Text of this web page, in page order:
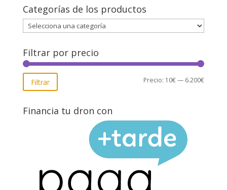
Categorías de los productos
Filtrar por precio
Precio
Precio
Filtrar Precio: 10€— 6.200€
Financia tu dron con